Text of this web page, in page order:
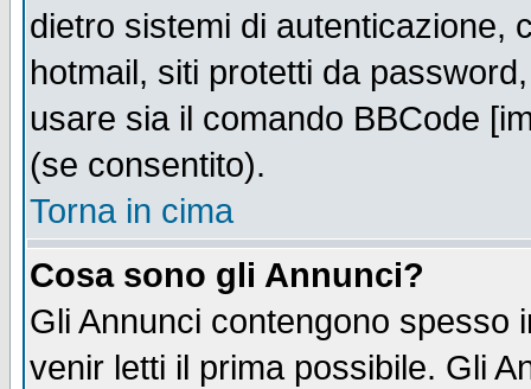
dietro sistemi di autenticazione,
hotmail, siti protetti da
usare sia il comando BBCode
(se consentito).
Torna in cima
Cosa sono gli Annunci?
Gli Annunci contengono spesso
venir letti il prima possibile. Gli